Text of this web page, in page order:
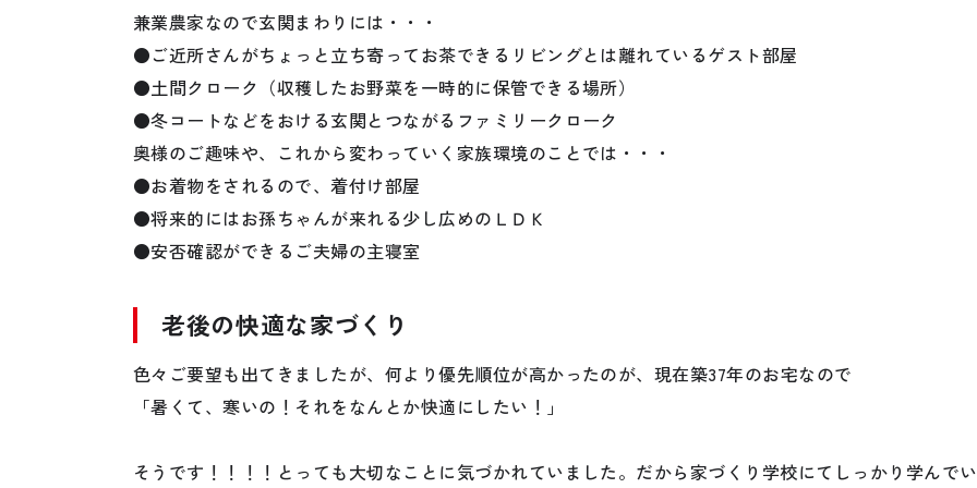
兼業農家なので玄関まわりには・・・
●ご近所さんがちょっと立ち寄ってお茶できるリビングとは離れているゲスト部屋
●土間クローク（収穫したお野菜を一時的に保管できる場所）
●冬コートなどをおける玄関とつながるファミリークローク
奥様のご趣味や、これから変わっていく家族環境のことでは・・・
●お着物をされるので、着付け部屋
●将来的にはお孫ちゃんが来れる少し広めのＬＤＫ
●安否確認ができるご夫婦の主寝室
老後の快適な家づくり
色々ご要望も出てきましたが、何より優先順位が高かったのが、現在築37年のお宅なので
「暑くて、寒いの！それをなんとか快適にしたい！」
そうです！！！！とっても大切なことに気づかれていました。だから家づくり学校にてしっかり学んでい